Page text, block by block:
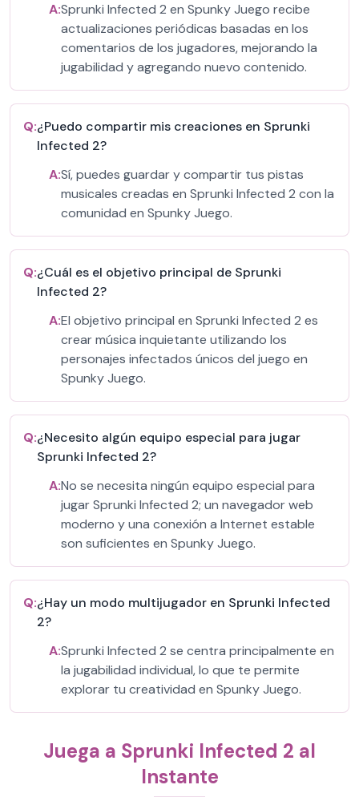
A:Sprunki Infected 2 en Spunky Juego recibe
actualizaciones periódicas basadas en los
comentarios de los jugadores, mejorando la
jugabilidad y agregando nuevo contenido.
Q:¿Puedo compartir mis creaciones en Sprunki
Infected 2?
A:Sí, puedes guardar y compartir tus pistas
musicales creadas en Sprunki Infected 2 con la
comunidad en Spunky Juego.
Q:¿Cuál es el objetivo principal de Sprunki
Infected 2?
A:El objetivo principal en Sprunki Infected 2 es
crear música inquietante utilizando los
personajes infectados únicos del juego en
Spunky Juego.
Q:¿Necesito algún equipo especial para jugar
Sprunki Infected 2?
A:No se necesita ningún equipo especial para
jugar Sprunki Infected 2; un navegador web
moderno y una conexión a Internet estable
son suficientes en Spunky Juego.
Q:¿Hay un modo multijugador en Sprunki Infected
2?
A:Sprunki Infected 2 se centra principalmente en
la jugabilidad individual, lo que te permite
explorar tu creatividad en Spunky Juego.
Juega a Sprunki Infected 2 al
Instante